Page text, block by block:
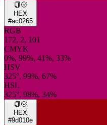
HEX
#ac0265
RGB
172, 2, 101
CMYK
0%, 99%, 41%, 33%
HSV
325°, 99%, 67%
HSL
325°, 98%, 34%
HEX
#9d010e